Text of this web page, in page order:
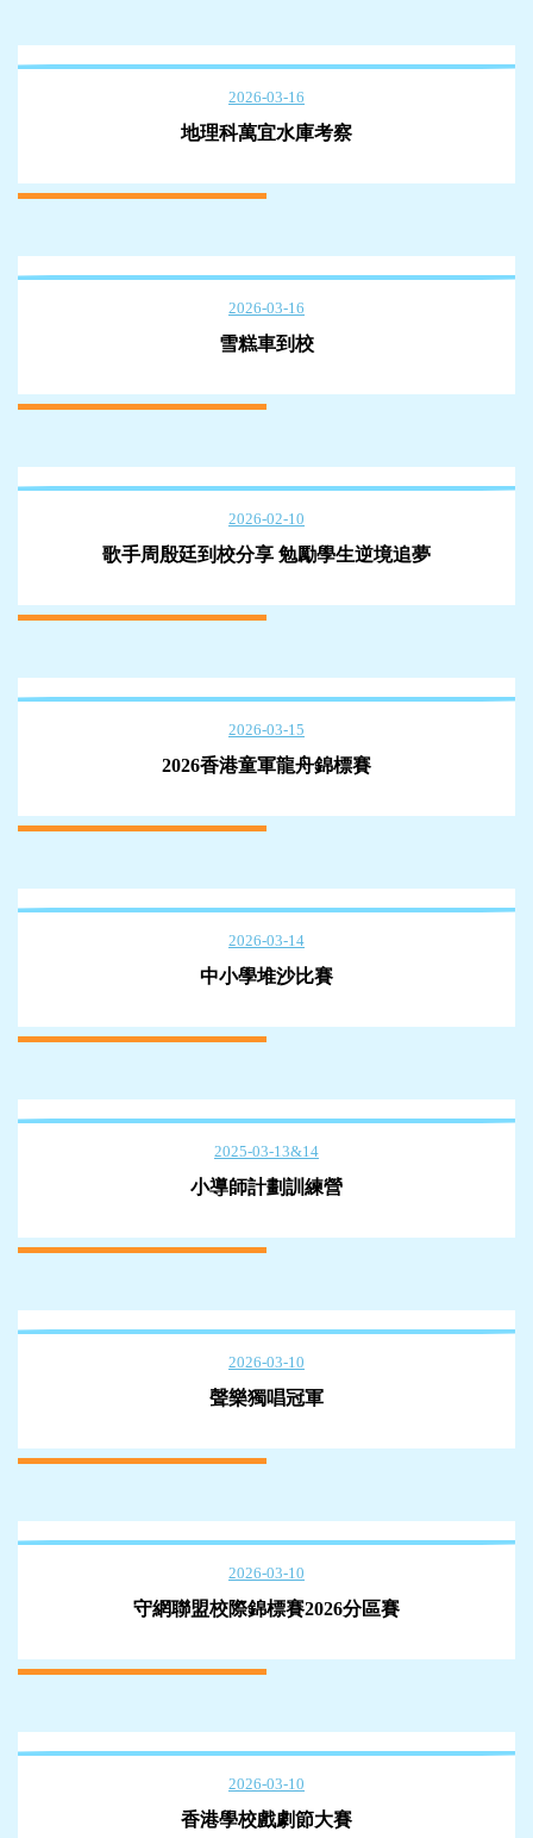
2026-03-16
地理科萬宜水庫考察
2026-03-16
雪糕車到校
2026-02-10
歌手周殷廷到校分享 勉勵學生逆境追夢
2026-03-15
2026香港童軍龍舟錦標賽
2026-03-14
中小學堆沙比賽
2025-03-13&14
小導師計劃訓練營
2026-03-10
聲樂獨唱冠軍
2026-03-10
守網聯盟校際錦標賽2026分區賽
2026-03-10
香港學校戲劇節大賽